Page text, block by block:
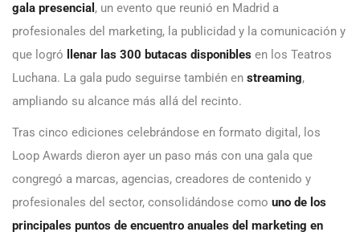
gala presencial , un evento que reunió en Madrid a
profesionales del marketing, la publicidad y la comunicación y
que logró
llenar las 300 butacas disponibles en los Teatros
Luchana. La gala pudo seguirse también en streaming,
ampliando su alcance más allá del recinto.
Tras cinco ediciones celebrándose en formato digital, los
Loop Awards dieron ayer un paso más con una gala que
congregó a marcas, agencias, creadores de contenido y
profesionales del sector, consolidándose como uno de los
principales puntos de encuentro anuales del marketing en